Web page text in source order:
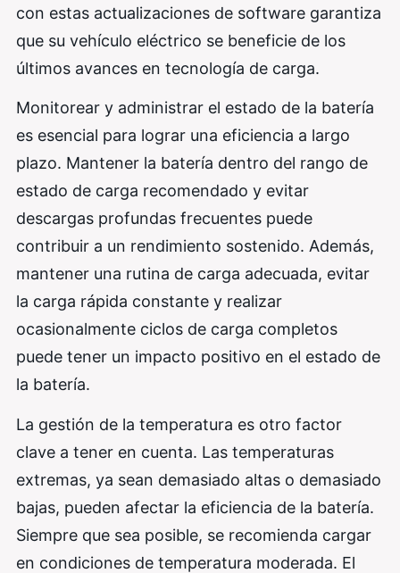
con estas actualizaciones de software garantiza
que su vehículo eléctrico se beneficie de los
últimos avances en tecnología de carga.
Monitorear y administrar el estado de la batería
es esencial para lograr una eficiencia a largo
plazo. Mantener la batería dentro del rango de
estado de carga recomendado y evitar
descargas profundas frecuentes puede
contribuir a un rendimiento sostenido. Además,
mantener una rutina de carga adecuada, evitar
la carga rápida constante y realizar
ocasionalmente ciclos de carga completos
puede tener un impacto positivo en el estado de
la batería.
La gestión de la temperatura es otro factor
clave a tener en cuenta. Las temperaturas
extremas, ya sean demasiado altas o demasiado
bajas, pueden afectar la eficiencia de la batería.
Siempre que sea posible, se recomienda cargar
en condiciones de temperatura moderada. El